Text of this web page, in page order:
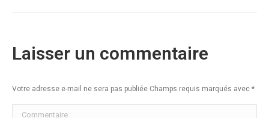
Laisser un commentaire
Votre adresse e-mail ne sera pas publiée Champs requis marqués avec *
Commentaire